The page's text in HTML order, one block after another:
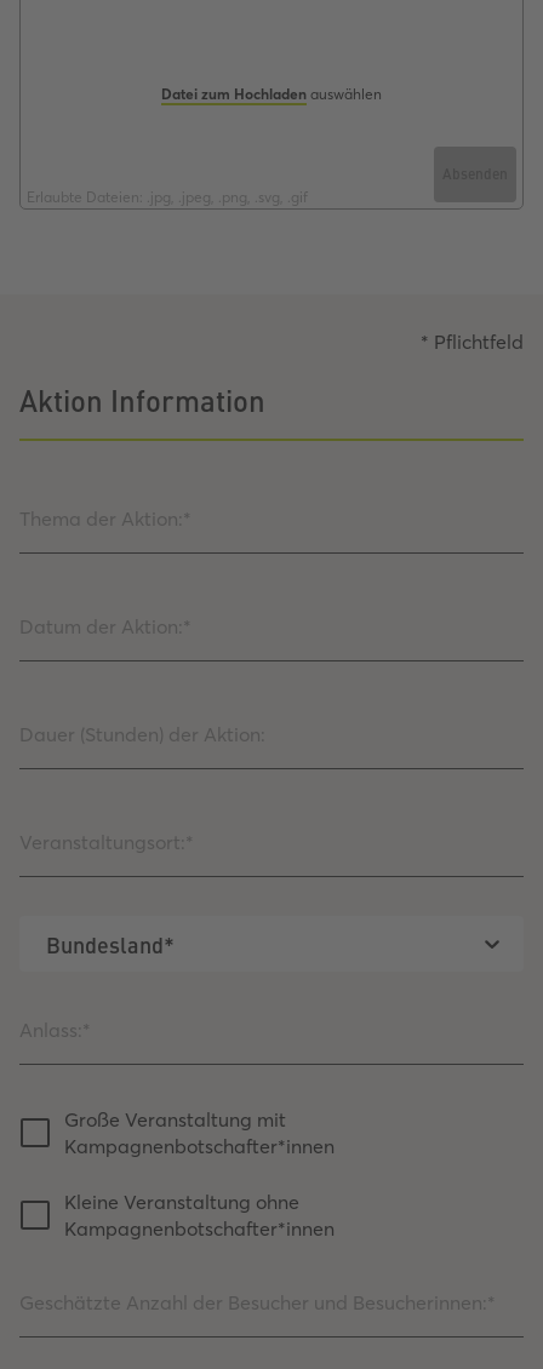
Datei zum Hochladen auswählen
Erlaubte Dateien: .jpg, .jpeg, .png, .svg, .gif
* Pflichtfeld
Aktion Information
Bundesland*
Große Veranstaltung mit
Kampagnenbotschafter*innen
Kleine Veranstaltung ohne
Kampagnenbotschafter*innen